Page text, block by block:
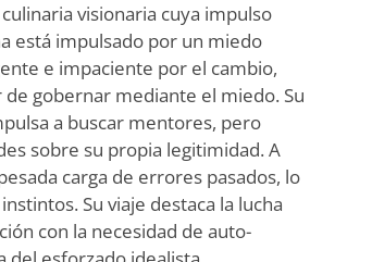
visionaria cuya impulso
está impulsado por un miedo
e impaciente por el cambio,
gobernar mediante el miedo. Su
a buscar mentores, pero
sobre su propia legitimidad. A
carga de errores pasados, lo
Su viaje destaca la lucha
con la necesidad de auto-